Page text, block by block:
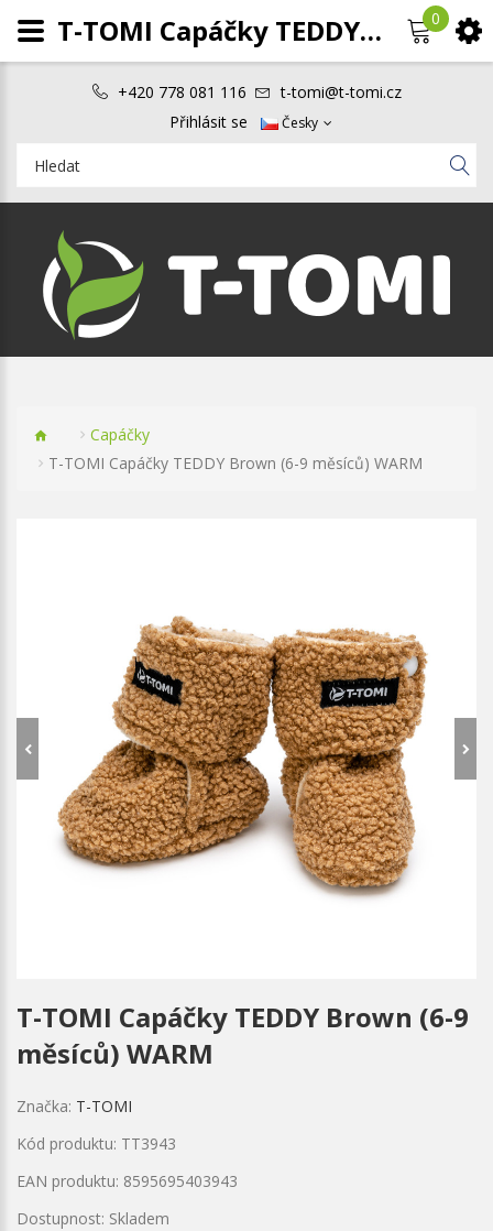
+420 778 081 116
t-tomi@t-tomi.cz
Přihlásit se
Česky
0
Capáčky
T-TOMI Capáčky TEDDY Brown (6-9 měsíců) WARM
T-TOMI Capáčky TEDDY Brown (6-9
měsíců) WARM
Značka: T-TOMI
Kód produktu: TT3943
EAN produktu: 8595695403943
Dostupnost: Skladem
T-TOMI Capáčky TEDDY Brown (6-9 měsíců) WARM